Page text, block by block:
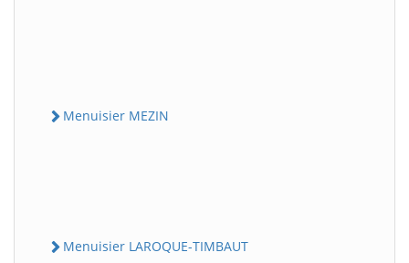
Menuisier MEZIN
Menuisier LAROQUE-TIMBAUT